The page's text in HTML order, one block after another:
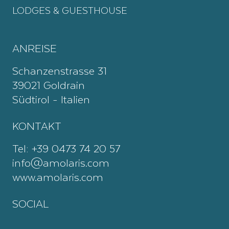
LODGES & GUESTHOUSE
ANREISE
Schanzenstrasse 31
39021 Goldrain
Südtirol - Italien
KONTAKT
Tel: +39 0473 74 20 57
info@amolaris.com
www.amolaris.com
SOCIAL